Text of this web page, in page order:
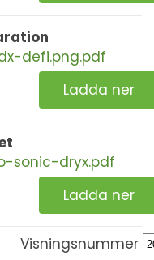
defi.png.pdf
Ladda ner
sonic-dryx.pdf
Ladda ner
Visningsnummer